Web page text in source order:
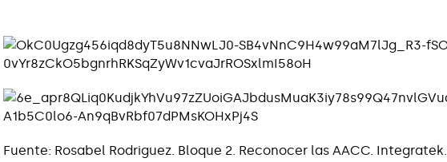
Fuente: Rosabel Rodriguez. Bloque 2. Reconocer las AACC. Integratek.